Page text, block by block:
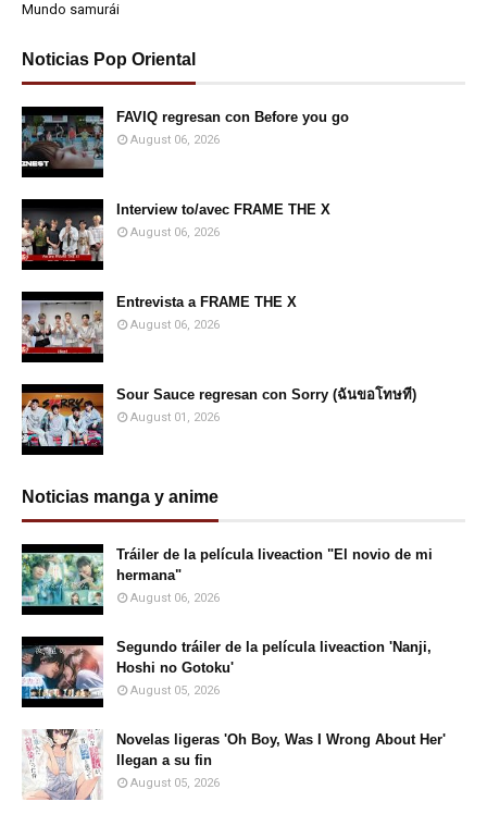
Mundo samurái
Noticias Pop Oriental
FAVIQ regresan con Before you go
August 06, 2026
Interview to/avec FRAME THE X
August 06, 2026
Entrevista a FRAME THE X
August 06, 2026
Sour Sauce regresan con Sorry (ฉันขอโทษที)
August 01, 2026
Noticias manga y anime
Tráiler de la película liveaction "El novio de mi
hermana"
August 06, 2026
Segundo tráiler de la película liveaction 'Nanji,
Hoshi no Gotoku'
August 05, 2026
Novelas ligeras 'Oh Boy, Was I Wrong About Her'
llegan a su fin
August 05, 2026